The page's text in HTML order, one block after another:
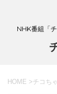
NHK番組「
HOME >チコち